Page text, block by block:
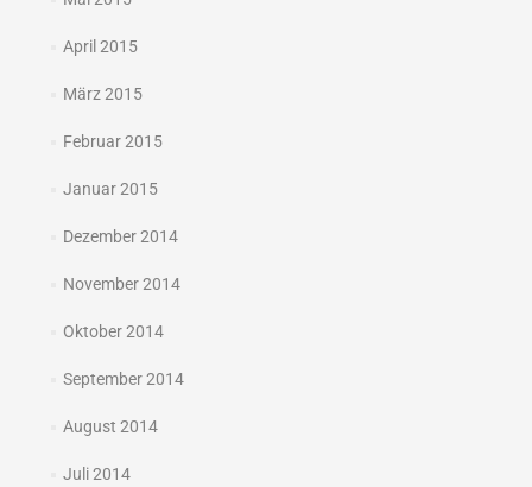
April 2015
März 2015
Februar 2015
Januar 2015
Dezember 2014
November 2014
Oktober 2014
September 2014
August 2014
Juli 2014